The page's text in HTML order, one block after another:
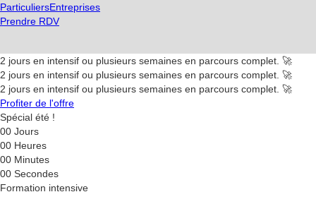
ParticuliersEntreprises
Prendre RDV
2 jours en intensif ou plusieurs semaines en parcours complet. 🚀
2 jours en intensif ou plusieurs semaines en parcours complet. 🚀
2 jours en intensif ou plusieurs semaines en parcours complet. 🚀
Profiter de l'offre
Spécial été !
00 Jours
00 Heures
00 Minutes
00 Secondes
Formation intensive